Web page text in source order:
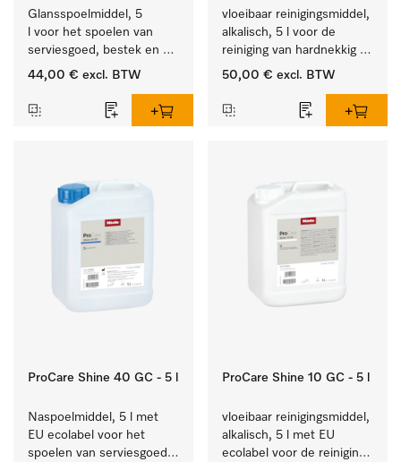
Glansspoelmiddel, 5
l voor het spoelen van
serviesgoed, bestek en
ideaal voor glazen.
44,00 € excl. BTW
vloeibaar reinigingsmiddel,
alkalisch, 5 l voor de
reiniging van hardnekkig
vuil op serviesgoed,
50,00 € excl. BTW
ProCare Shine 40 GC - 5 l
Naspoelmiddel, 5 l met
EU ecolabel voor het
spoelen van serviesgoed,
ProCare Shine 10 GC - 5 l
vloeibaar reinigingsmiddel,
alkalisch, 5 l met EU
ecolabel voor de reiniging